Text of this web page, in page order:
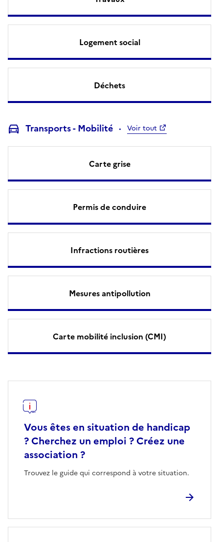
Logement social
Déchets
Transports - Mobilité Voir tout
Carte grise
Permis de conduire
Infractions routières
Mesures antipollution
Carte mobilité inclusion (CMI)
Vous êtes en situation de handicap
? Cherchez un emploi ? Créez une
association ?
Trouvez le guide qui correspond à votre situation.